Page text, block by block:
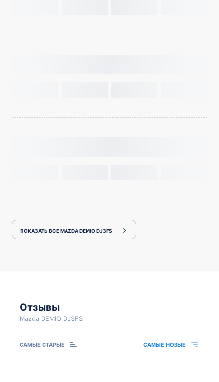
ПОКАЗАТЬ ВСЕ MAZDA DEMIO DJ3FS
Отзывы
Mazda DEMIO DJ3FS
САМЫЕ СТАРЫЕ САМЫЕ НОВЫЕ